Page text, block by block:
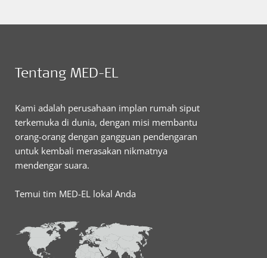
Tentang MED-EL
Kami adalah perusahaan implan rumah siput
terkemuka di dunia, dengan misi membantu
orang-orang dengan gangguan pendengaran
untuk kembali merasakan nikmatnya
mendengar suara.
Temui tim MED-EL lokal Anda